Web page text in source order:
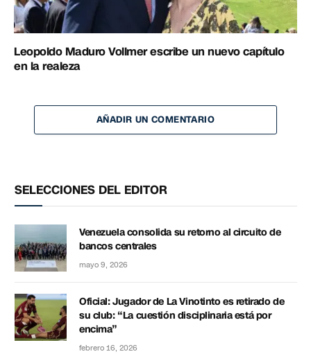
Leopoldo Maduro Vollmer escribe un nuevo capítulo
en la realeza
AÑADIR UN COMENTARIO
SELECCIONES DEL EDITOR
Venezuela consolida su retorno al circuito de
bancos centrales
mayo 9, 2026
Oficial: Jugador de La Vinotinto es retirado de
su club: “La cuestión disciplinaria está por
encima”
febrero 16, 2026